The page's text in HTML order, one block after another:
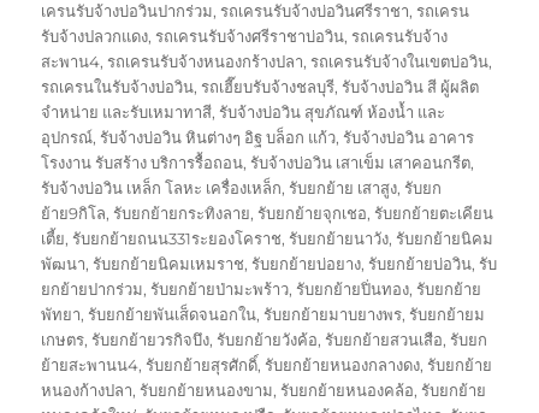
เครนรับจ้างบ่อวินปากร่วม,รถเครนรับจ้างบ่อวินศรีราชา,รถเครน
รับจ้างปลวกแดง,รถเครนรับจ้างศรีราชาบ่อวิน,รถเครนรับจ้าง
สะพาน4,รถเครนรับจ้างหนองกร้างปลา,รถเครนรับจ้างในเขตบ่อวิน,
รถเครนในรับจ้างบ่อวิน,รถเฮี๊ยบรับจ้างชลบุรี,รับจ้างบ่อวิน สี ผู้ผลิต
จำหน่าย และรับเหมาทาสี,รับจ้างบ่อวิน สุขภัณฑ์ ห้องน้ำ และ
อุปกรณ์,รับจ้างบ่อวิน หินต่างๆ อิฐ บล็อก แก้ว,รับจ้างบ่อวิน อาคาร
โรงงาน รับสร้าง บริการรื้อถอน,รับจ้างบ่อวิน เสาเข็ม เสาคอนกรีต,
รับจ้างบ่อวิน เหล็ก โลหะ เครื่องเหล็ก,รับยกย้าย เสาสูง,รับยก
ย้าย9กิโล,รับยกย้ายกระทิงลาย,รับยกย้ายจุกเชอ,รับยกย้ายตะเคียน
เตี้ย,รับยกย้ายถนน331ระยองโคราช,รับยกย้ายนาวัง,รับยกย้ายนิคม
พัฒนา,รับยกย้ายนิคมเหมราช,รับยกย้ายบ่อยาง,รับยกย้ายบ่อวิน,รับ
ยกย้ายปากร่วม,รับยกย้ายป่ามะพร้าว,รับยกย้ายปิ่นทอง,รับยกย้าย
พัทยา,รับยกย้ายพันเส็ดจนอกใน,รับยกย้ายมาบยางพร,รับยกย้ายม
เกษตร,รับยกย้ายวรกิจบึง,รับยกย้ายวังค้อ,รับยกย้ายสวนเสือ,รับยก
ย้ายสะพานน4,รับยกย้ายสุรศักดิ์,รับยกย้ายหนองกลางดง,รับยกย้าย
หนองก้างปลา,รับยกย้ายหนองขาม,รับยกย้ายหนองคล้อ,รับยกย้าย